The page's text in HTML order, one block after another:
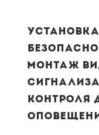
Монтаж
контроля